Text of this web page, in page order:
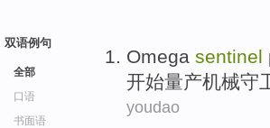
双语例句
全部
口语
书面语
Omega sentinel
开始量产机械守
youdao